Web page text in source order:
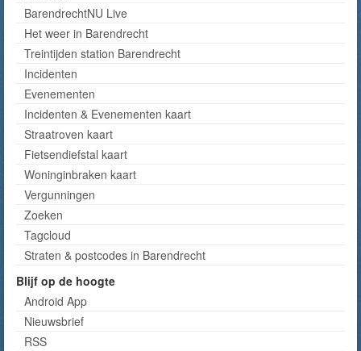
BarendrechtNU Live
Het weer in Barendrecht
Treintijden station Barendrecht
Incidenten
Evenementen
Incidenten & Evenementen kaart
Straatroven kaart
Fietsendiefstal kaart
Woninginbraken kaart
Vergunningen
Zoeken
Tagcloud
Straten & postcodes in Barendrecht
Blijf op de hoogte
Android App
Nieuwsbrief
RSS